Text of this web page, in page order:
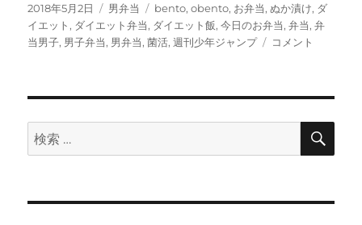
投
稿
日:
2018年5月2日
カ
テ
ゴ
男弁当
タ
グ
bento,obento, お弁当,ぬか漬け, ダ
イエット, ダイエット弁当, ダイエット飯,今日のお弁当,弁当,弁
当男子, 男子弁当, 男弁当,菌活,週刊少年ジャンプ
回
バ
ラ
コメント
検
索:
検